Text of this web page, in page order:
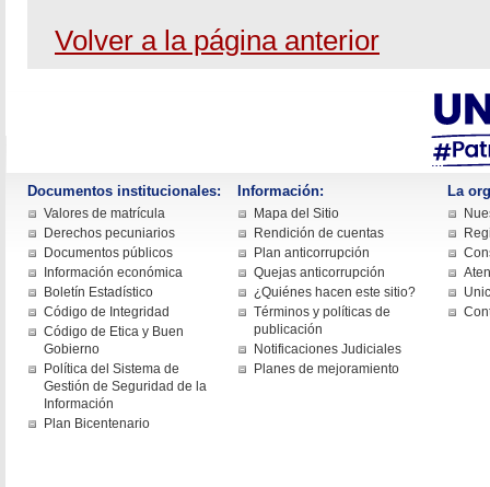
Volver a la página anterior
Documentos institucionales:
Valores de matrícula
Derechos pecuniarios
Documentos públicos
Información económica
Boletín Estadístico
Código de Integridad
Código de Etica y Buen
Gobierno
Política del Sistema de
Gestión de Seguridad de la
Información
Plan Bicentenario
Información:
Mapa del Sitio
Rendición de cuentas
Plan anticorrupción
Quejas anticorrupción
¿Quiénes hacen este sitio?
Términos y políticas de
publicación
Notificaciones Judiciales
Planes de mejoramiento
La